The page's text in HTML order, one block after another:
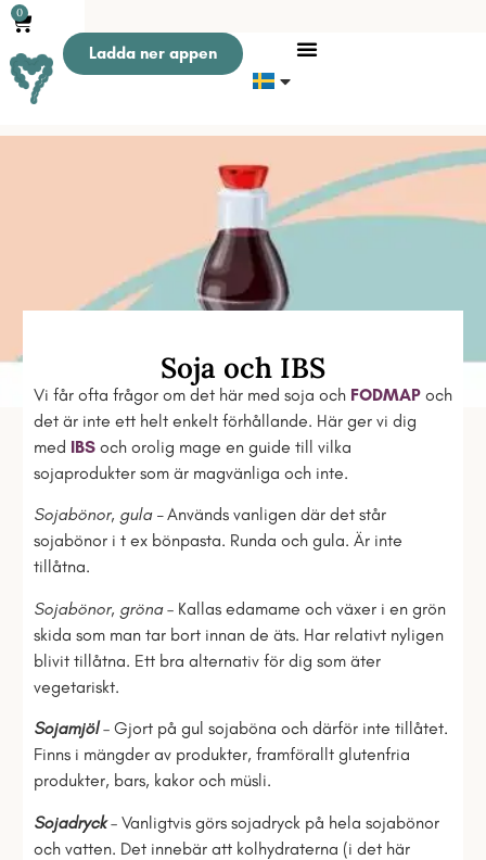
0
Ladda ner appen
Soja och IBS
Vi får ofta frågor om det här med soja och FODMAP och
det är inte ett helt enkelt förhållande. Här ger vi dig
med IBS och orolig mage en guide till vilka
sojaprodukter som är magvänliga och inte.
Sojabönor, gula –Används vanligen där det står
sojabönor i t ex bönpasta. Runda och gula. Är inte
tillåtna.
Sojabönor, gröna– Kallas edamame och växer i en grön
skida som man tar bort innan de äts. Har relativt nyligen
blivit tillåtna. Ett bra alternativ för dig som äter
vegetariskt.
Sojamjöl– Gjort på gul sojaböna och därför inte tillåtet.
Finns i mängder av produkter, framförallt glutenfria
produkter, bars, kakor och müsli.
Sojadryck– Vanligtvis görs sojadryck på hela sojabönor
och vatten. Det innebär att kolhydraterna (i det här